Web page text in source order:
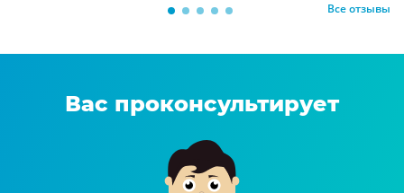
Все отзывы
Вас проконсультирует